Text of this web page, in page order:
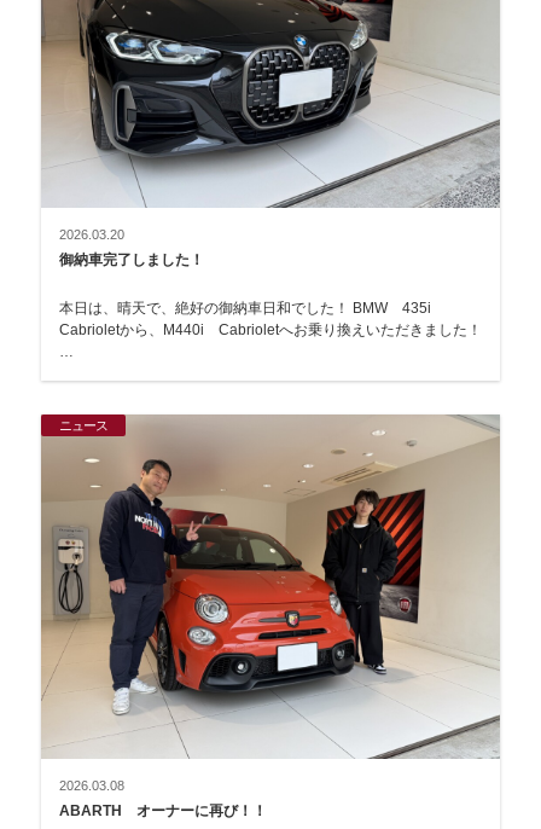
2026.03.20
御納車完了しました！
本日は、晴天で、絶好の御納車日和でした！ BMW 435i
Cabrioletから、M440i Cabrioletへお乗り換えいただきました！
ニュース
2026.03.08
ABARTH オーナーに再び！！